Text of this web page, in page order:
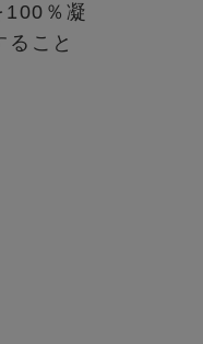
100％凝
こと